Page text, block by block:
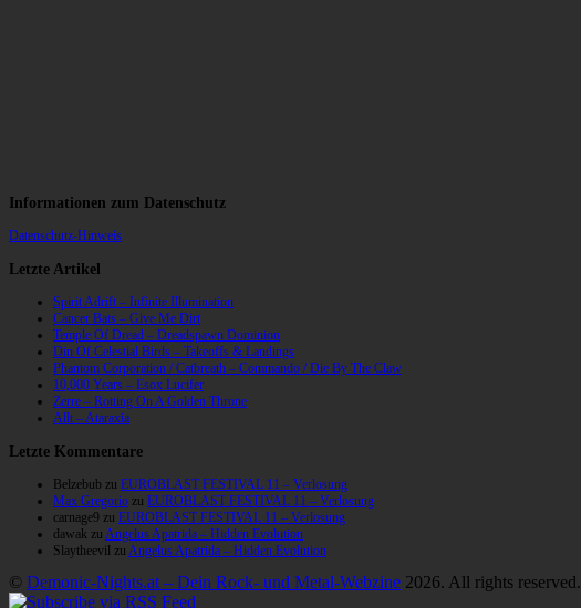
Informationen zum Datenschutz
Datenschutz-Hinweis
Letzte Artikel
Spirit Adrift – Infinite Illumination
Cancer Bats – Give Me Dirt
Temple Of Dread – Dreadspawn Dominion
Din Of Celestial Birds – Takeoffs & Landings
Phantom Corporation / Catbreath – Commando / Die By The Claw
10,000 Years – Esox Lucifer
Zerre – Rotting On A Golden Throne
Allt – Ataraxia
Letzte Kommentare
Belzebub zu EUROBLAST FESTIVAL 11 – Verlosung
Max Gregorio zu EUROBLAST FESTIVAL 11 – Verlosung
carnage9 zu EUROBLAST FESTIVAL 11 – Verlosung
dawak zu Angelus Apatrida – Hidden Evolution
Slaytheevil zu Angelus Apatrida – Hidden Evolution
© Demonic-Nights.at – Dein Rock- und Metal-Webzine 2026. All rights reserved.